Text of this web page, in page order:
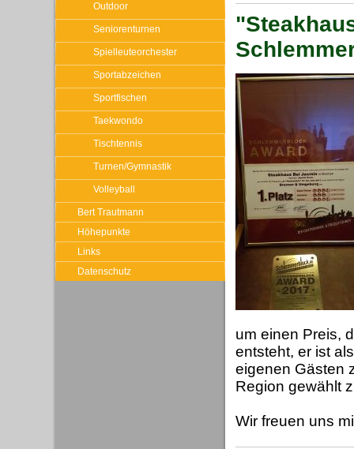
Outdoor
Seniorenturnen
Spielleuteorchester
Sportabzeichen
Sportfischen
Taekwondo
Tischtennis
Turnen/Gymnastik
Volleyball
Bert Trautmann
Höhepunkte
Links
Datenschutz
um einen Preis,
entsteht, er ist
eigenen Gästen
Region gewählt
Wir freuen uns